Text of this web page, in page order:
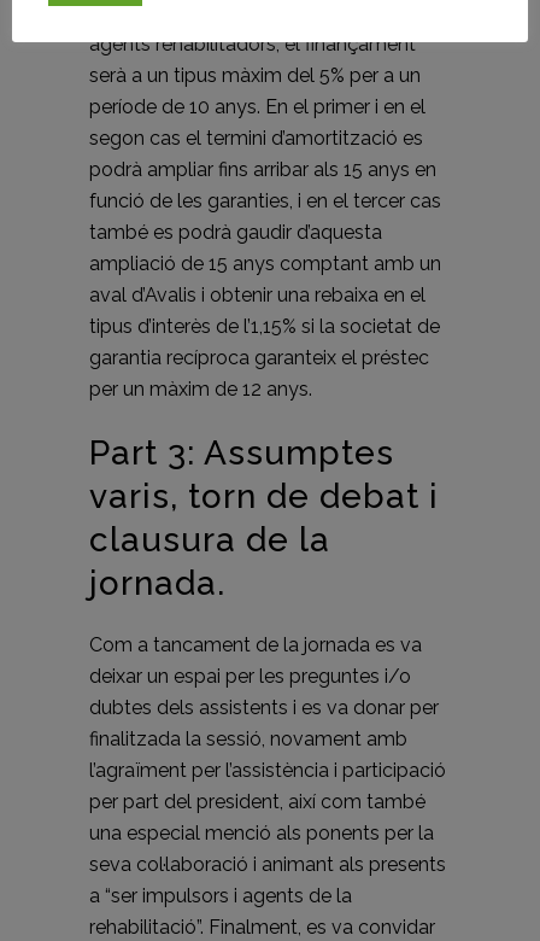
d’un màxim del 4% fins a 7 anys i per als
agents rehabilitadors, el finançament
serà a un tipus màxim del 5% per a un
període de 10 anys. En el primer i en el
segon cas el termini d’amortització es
podrà ampliar fins arribar als 15 anys en
funció de les garanties, i en el tercer cas
també es podrà gaudir d’aquesta
ampliació de 15 anys comptant amb un
aval d’Avalis i obtenir una rebaixa en el
tipus d’interès de l’1,15% si la societat de
garantia recíproca garanteix el préstec
per un màxim de 12 anys.
Part 3: Assumptes
varis, torn de debat i
clausura de la
jornada.
Com a tancament de la jornada es va
deixar un espai per les preguntes i/o
dubtes dels assistents i es va donar per
finalitzada la sessió, novament amb
l’agraïment per l’assistència i participació
per part del president, així com també
una especial menció als ponents per la
seva col·laboració i animant als presents
a “ser impulsors i agents de la
rehabilitació”. Finalment, es va convidar